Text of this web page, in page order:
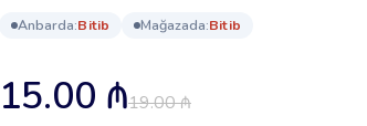
anbarda: bi̇ti̇b mağazada: bi̇ti̇b
19.00₼
15.00 ₼